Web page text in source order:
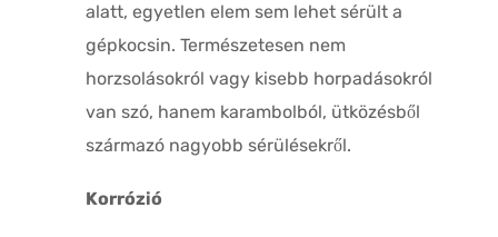
alatt, egyetlen elem sem lehet sérült a
gépkocsin. Természetesen nem
horzsolásokról vagy kisebb horpadásokról
van szó, hanem karambolból, ütközésből
származó nagyobb sérülésekről.
Korrózió